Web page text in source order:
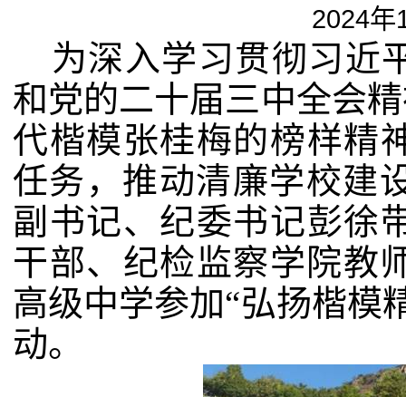
2024
为深入学习贯彻习近
和党的二十届三中全会
代楷模张桂梅的榜样精
任务，推动清廉学校建
副书记、纪委书记彭徐
干部、纪检监察学院教
高级中学参加“弘扬楷模
动。